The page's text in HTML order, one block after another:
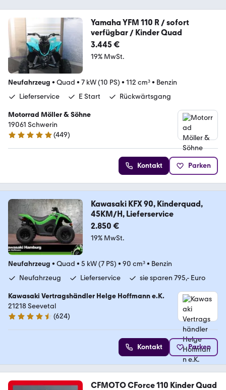
Yamaha YFM 110 R / sofort
verfügbar / Kinder Quad
3.445 €
19% MwSt.
Neufahrzeug • Quad • 7 kW (10 PS) • 112 cm³• Benzin
Lieferservice
E Start Rückwärtsgang
Motorrad Möller & Söhne
19061 Schwerin
4.8 Sterne
(449)
Kontakt Parken
Kawasaki KFX 90, Kinderquad,
45KM/H, Lieferservice
2.850 €
19% MwSt.
Neufahrzeug • Quad • 5 kW (7 PS) • 90 cm³• Benzin
Neufahrzeug
Lieferservice sie sparen 795,- Euro
Kawasaki Vertragshändler Helge Hoffmann e.K.
21218 Seevetal
4.7 Sterne
(624)
Kontakt Parken
CFMOTO CForce 110 Kinder Quad